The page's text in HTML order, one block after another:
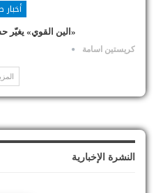
«الين القوي» يغيّر
كريستين اسامة
النشرة الإخبارية